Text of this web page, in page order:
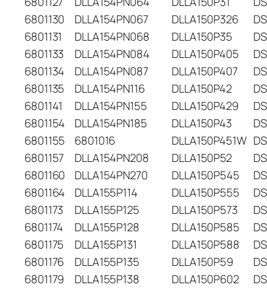
6801130
DLLA154PN067 DLLA150P326
6801131
DLLA154PN068 DLLA150P35
6801133
DLLA154PN084 DLLA150P405
6801134
DLLA154PN087 DLLA150P407
6801135
DLLA154PN116 DLLA150P42
6801141
DLLA154PN155 DLLA150P429
6801154
DLLA154PN185 DLLA150P43
6801155
6801016 DLLA150P451W
6801157
DLLA154PN208 DLLA150P52
6801160
DLLA154PN270 DLLA150P545
6801164
DLLA155P114 DLLA150P555
6801173
DLLA155P125 DLLA150P573
6801174
DLLA155P128 DLLA150P585
6801175
DLLA155P131 DLLA150P588
6801176
DLLA155P135 DLLA150P59
6801179
DLLA155P138 DLLA150P602